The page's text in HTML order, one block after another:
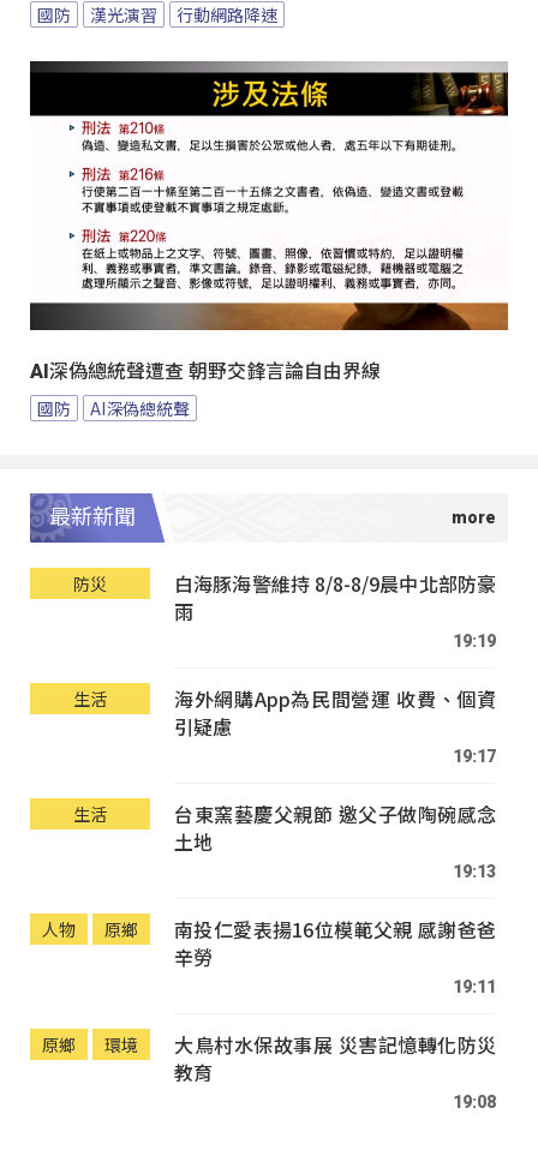
國防 漢光演習 行動網路降速
AI深偽總統聲遭查 朝野交鋒言論自由界線
國防 AI深偽總統聲
最新新聞
防災
白海豚海警維持 8/8-8/9晨中北部防豪
雨
19:19
生活
海外網購App為民間營運 收費、個資
引疑慮
19:17
生活
台東窯藝慶父親節 邀父子做陶碗感念
土地
19:13
人物 原鄉
南投仁愛表揚16位模範父親 感謝爸爸
辛勞
19:11
原鄉 環境
大鳥村水保故事展 災害記憶轉化防災
教育
19:08